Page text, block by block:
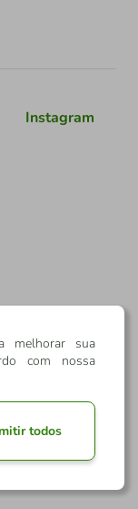
Instagram
melhorar sua
com nossa
todos